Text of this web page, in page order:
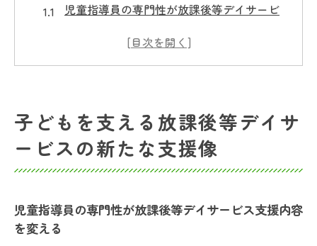
児童指導員の専門性が放課後等デイサービ
放課後等デイサービス支援方針と児童指導
の意義とは
法改正2024年で変わる放課後等デイサービ
ス支援
指導員が解説
児童指導員の視点で読み解く支援内容の本質
子どもを支える放課後等デイサ
ービスの新たな支援像
児童指導員の専門性が放課後等デイサービス支援内容
を変える